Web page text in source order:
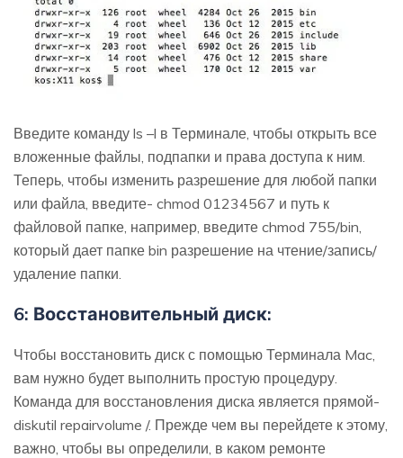
Введите команду ls –l в Терминале, чтобы открыть все
вложенные файлы, подпапки и права доступа к ним.
Теперь, чтобы изменить разрешение для любой папки
или файла, введите- chmod 01234567 и путь к
файловой папке, например, введите chmod 755/bin,
который дает папке bin разрешение на чтение/запись/
удаление папки.
6: Восстановительный диск:
Чтобы восстановить диск с помощью Терминала Mac,
вам нужно будет выполнить простую процедуру.
Команда для восстановления диска является прямой-
diskutil repairvolume /. Прежде чем вы перейдете к этому,
важно, чтобы вы определили, в каком ремонте